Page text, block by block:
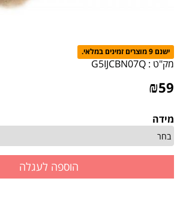
ישנם 9 מוצרים זמינים במלאי.
מק"ט : G5IJCBN07Q
₪59
מידה